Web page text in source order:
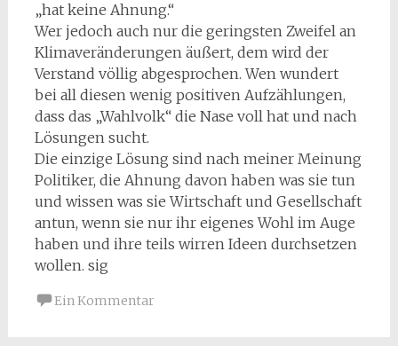
„hat keine Ahnung.“
Wer jedoch auch nur die geringsten Zweifel an
Klimaveränderungen äußert, dem wird der
Verstand völlig abgesprochen. Wen wundert
bei all diesen wenig positiven Aufzählungen,
dass das „Wahlvolk“ die Nase voll hat und nach
Lösungen sucht.
Die einzige Lösung sind nach meiner Meinung
Politiker, die Ahnung davon haben was sie tun
und wissen was sie Wirtschaft und Gesellschaft
antun, wenn sie nur ihr eigenes Wohl im Auge
haben und ihre teils wirren Ideen durchsetzen
wollen. sig
Ein Kommentar